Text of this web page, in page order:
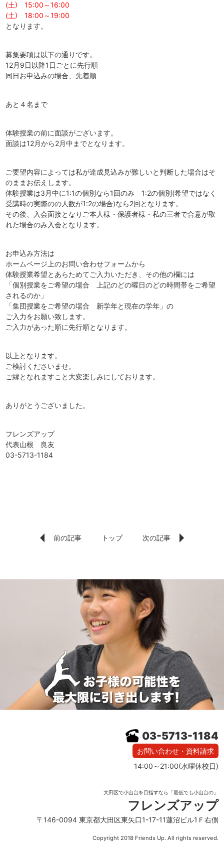
(土) 15:00～16:00
(土) 18:00～19:00
となります。
募集要項は以下の通りです。
12月9日以降1日ごとに先行順
同日お申込みの場合、先着順
あと４名まで
体験授業の前に面談がございます。
面談は12月から2月中までとなります。
ご要望内容によっては私が達成見込みが難しいと判断した場合はそ
のままお伝えします。
体験授業は3月中に1:1の個別なら1回のみ 1:2の個別(希望ではなく
受講時の実際のの人数が1:2の場合)なら2回となります。
その後、入会面接となりご本人様・保護者様・私の三者で合意が取
れた場合のみ入会となります。
お申込み方法は
ホームページ上のお問い合わせフォームから
体験授業希望とあらためてご入力いただき、その他の欄には
「個別授業をご希望の場合 上記のどの曜日のどの時間帯をご希望
されるのか」
「集団授業をご希望の場合 新学年と現在の学年」の
ご入力をお願い致します。
ご入力があった順に先行順となります。
以上となります。
ご検討くださいませ。
ご縁となれますこと大変楽しみにしております。
ありがとうございました。
フレンズアップ
代表山根 良友
03-5713-1184
前の記事 トップ 次の記事
03-5713-1184
お問い合わせ・資料請求
14:00～21:00(水曜休校日)
大田区で小山台を目指すなら「最低でも小山台の」
フレンズアップ
〒146-0094 東京都大田区東矢口1-17-11蓮沼ビル1Ｆ右側
Copyright 2018 Friends Up. All rights reserved.